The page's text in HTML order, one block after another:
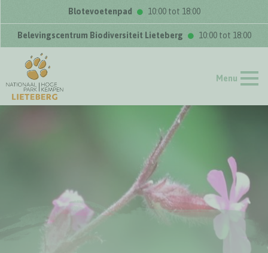
Blotevoetenpad 10:00 tot 18:00
Belevingscentrum Biodiversiteit Lieteberg 10:00 tot 18:00
Menu